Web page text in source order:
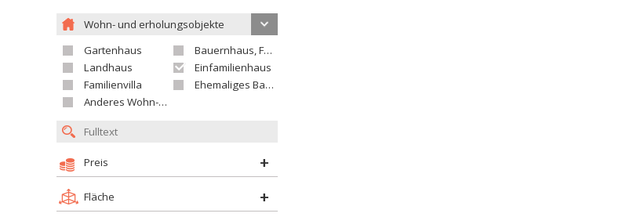
Wohn- und erholungsobjekte
Gartenhaus
Bauernhaus, Ferienhaus
Landhaus
Einfamilienhaus
Familienvilla
Ehemaliges Bauerngut
Anderes Wohn- oder Ferienobjekt
Preis
Fläche